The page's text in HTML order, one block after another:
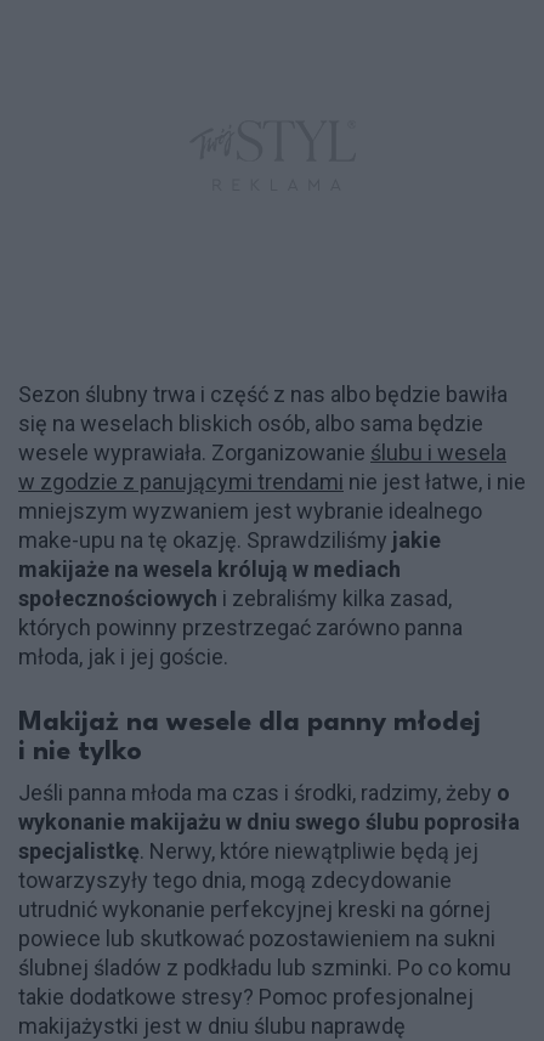
Sezon ślubny trwa i część z nas albo będzie bawiła
się na weselach bliskich osób, albo sama będzie
wesele wyprawiała. Zorganizowanie ślubu i wesela
w zgodzie z panującymi trendami nie jest łatwe, i nie
mniejszym wyzwaniem jest wybranie idealnego
make-upu na tę okazję. Sprawdziliśmy jakie
makijaże na wesela królują w mediach
społecznościowych i zebraliśmy kilka zasad,
których powinny przestrzegać zarówno panna
młoda, jak i jej goście.
Makijaż na wesele dla panny młodej
i nie tylko
Jeśli panna młoda ma czas i środki, radzimy, żeby o
wykonanie makijażu w dniu swego ślubu poprosiła
specjalistkę. Nerwy, które niewątpliwie będą jej
towarzyszyły tego dnia, mogą zdecydowanie
utrudnić wykonanie perfekcyjnej kreski na górnej
powiece lub skutkować pozostawieniem na sukni
ślubnej śladów z podkładu lub szminki. Po co komu
takie dodatkowe stresy? Pomoc profesjonalnej
makijażystki jest w dniu ślubu naprawdę